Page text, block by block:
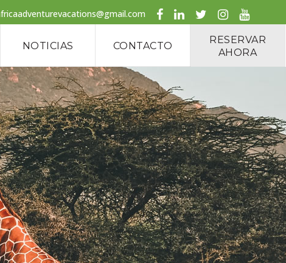
NOTICIAS CONTACTO
RESERVAR
AHORA